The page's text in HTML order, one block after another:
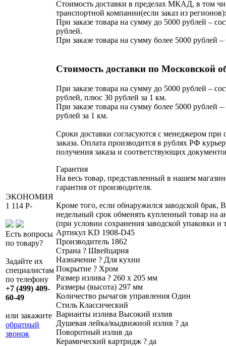
ЭКОНОМИЯ
1 114 P-
Есть вопросы
по товару?
Задайте их
специалистам
по телефону
+7 (499) 409-
60-49
или закажите
обратный
звонок
Стоимость доставки в пределах МКАД, в том
транспортной компании(если заказ из регионов):
При заказе товара на сумму до 5000 рублей –
рублей.
При заказе товара на сумму более 5000 рублей –
Стоимость доставки по Московской
При заказе товара на сумму до 5000 рублей –
рублей, плюс 30 рублей за 1 км.
При заказе товара на сумму более 5000 рублей –
рублей за 1 км.
Сроки доставки согласуются с менеджером при
заказа. Оплата производится в рублях РФ
получения заказа и соответствующих
Гарантия
На весь товар, представленный в нашем
гарантия от производителя.
Кроме того, если обнаружился заводской брак,
недельный срок обменять купленный товар на
(при условии сохранения заводской упаковки и
Артикул KD 1908-D45
Производитель 1862
Страна ? Швейцария
Назначение ? Для кухни
Покрытие ? Хром
Размер излива ? 260 х 205 мм
Размеры (высота) 297 мм
Количество рычагов управления Один
Стиль Классический
Варианты излива Высокий излив
Душевая лейка/выдвижной излив ? да
Поворотный излив да
Керамический картридж ? да